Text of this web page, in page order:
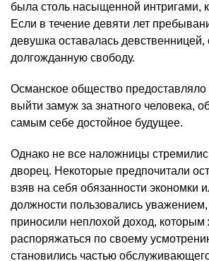
была столь насыщенной интригами,
Если в течение девяти лет
девушка оставалась девственницей,
долгожданную свободу.
Османское общество
выйти замуж за знатного человека,
самым себе достойное будущее.
Однако не все наложницы
дворец. Некоторые предпочитали
взяв на себя обязанности экономки
должности пользовались
приносили неплохой доход,
распоряжаться по своему
становились частью